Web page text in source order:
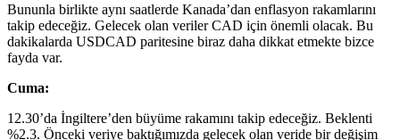
Bununla birlikte aynı saatlerde Kanada’dan enflasyon rakamlarını
takip edeceğiz. Gelecek olan veriler CAD için önemli olacak. Bu
dakikalarda USDCAD paritesine biraz daha dikkat etmekte bizce
fayda var.
Cuma:
12.30’da İngiltere’den büyüme rakamını takip edeceğiz. Beklenti
%2.3. Önceki veriye baktığımızda gelecek olan veride bir değişim